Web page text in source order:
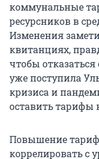
коммунальные
ресурсников в
Изменения
квитанциях,
чтобы
уже поступила
кризиса и
оставить тарифы
Повышение
коррелировать с